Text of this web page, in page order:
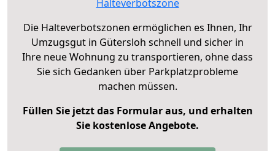
Halteverbotszone
Die Halteverbotszonen ermöglichen es Ihnen, Ihr
Umzugsgut in Gütersloh schnell und sicher in
Ihre neue Wohnung zu transportieren, ohne dass
Sie sich Gedanken über Parkplatzprobleme
machen müssen.
Füllen Sie jetzt das Formular aus, und erhalten
Sie kostenlose Angebote.